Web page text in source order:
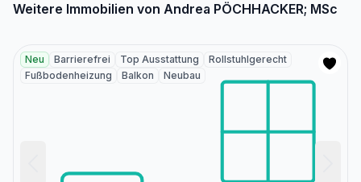
Weitere Immobilien von Andrea PÖCHHACKER; MSc
Neu Barrierefrei Top Ausstattung
Rollstuhlgerecht
Fußbodenheizung
Balkon Neubau